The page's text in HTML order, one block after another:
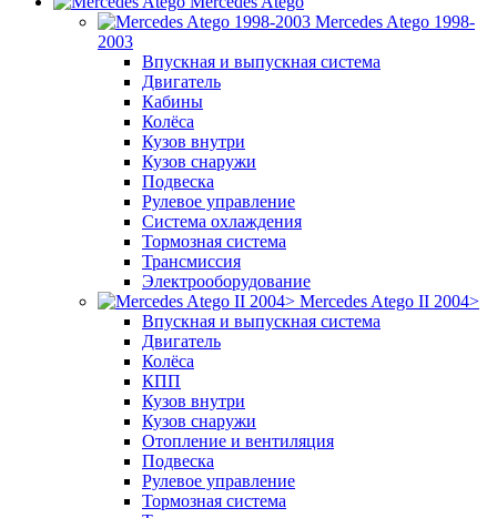
Mercedes Atego 1998-
2003
Впускная и выпускная система
Двигатель
Кабины
Колёса
Кузов внутри
Кузов снаружи
Подвеска
Рулевое управление
Система охлаждения
Тормозная система
Трансмиссия
Электрооборудование
Mercedes Atego II 2004>
Впускная и выпускная система
Двигатель
Колёса
КПП
Кузов внутри
Кузов снаружи
Отопление и вентиляция
Подвеска
Рулевое управление
Тормозная система